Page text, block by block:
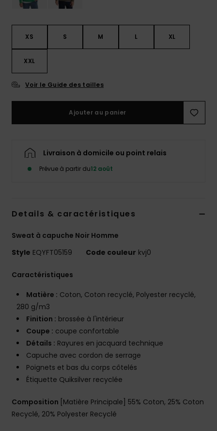
XS S M L XL
XXL
Voir le Guide des tailles
Ajouter au panier
Livraison à domicile ou point relais
Prévue à partir du12 août
Details & caractéristiques
Sweat à capuche Noir Homme
Style EQYFT05159 Code couleur kvj0
Caractéristiques
Matière : Coton, Coton recyclé, Polyester recyclé,
280 g/m3
Finition : brossée à l'intérieur
Coupe : coupe confortable
Détails : Rayures en jacquard technique
Capuche avec cordon de serrage
Poignets et bas du corps côtelés
Étiquette Quiksilver recyclée
Composition [Matière Principale] 55% Coton, 25% Coton
Recyclé, 20% Polyester Recyclé